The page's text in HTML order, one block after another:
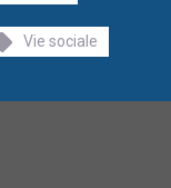
Vie sociale